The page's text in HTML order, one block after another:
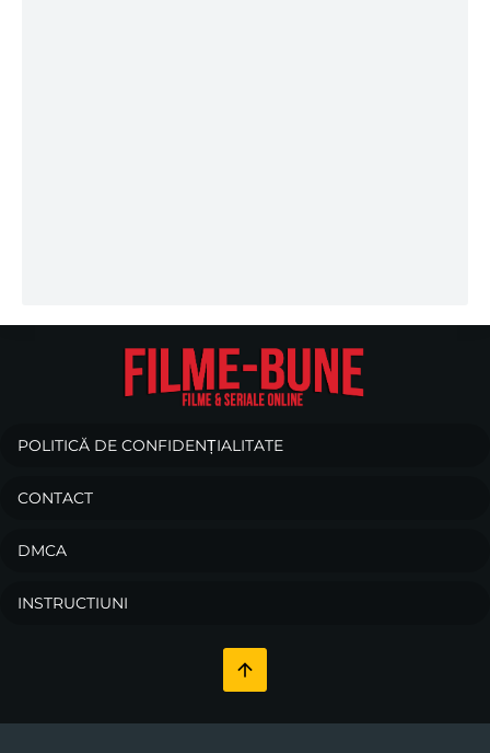
POLITICĂ DE CONFIDENȚIALITATE
CONTACT
DMCA
INSTRUCTIUNI